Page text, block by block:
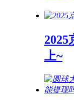
2025
上~